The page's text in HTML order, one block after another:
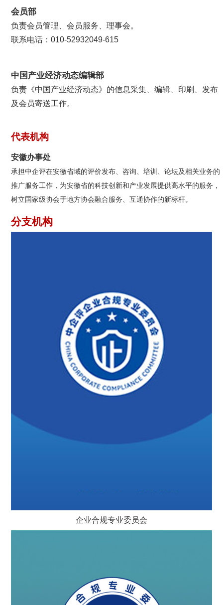
会员部
负责会员管理、会员服务、理事会。
联系电话：010-52932049-615
中国产业经济动态编辑部
负责《中国产业经济动态》的信息采集、编辑、印刷、发布
及会员寄送工作。
代表机构
安徽办事处
承担中企评在安徽省域的评价发布、咨询、培训、论坛及相关业务的
推广服务工作，为安徽省的科技创新和产业发展提供高水平的服务，
树立国家级协会于地方协会融合服务、互通协作的新标杆。
分支机构
企业合规专业委员会